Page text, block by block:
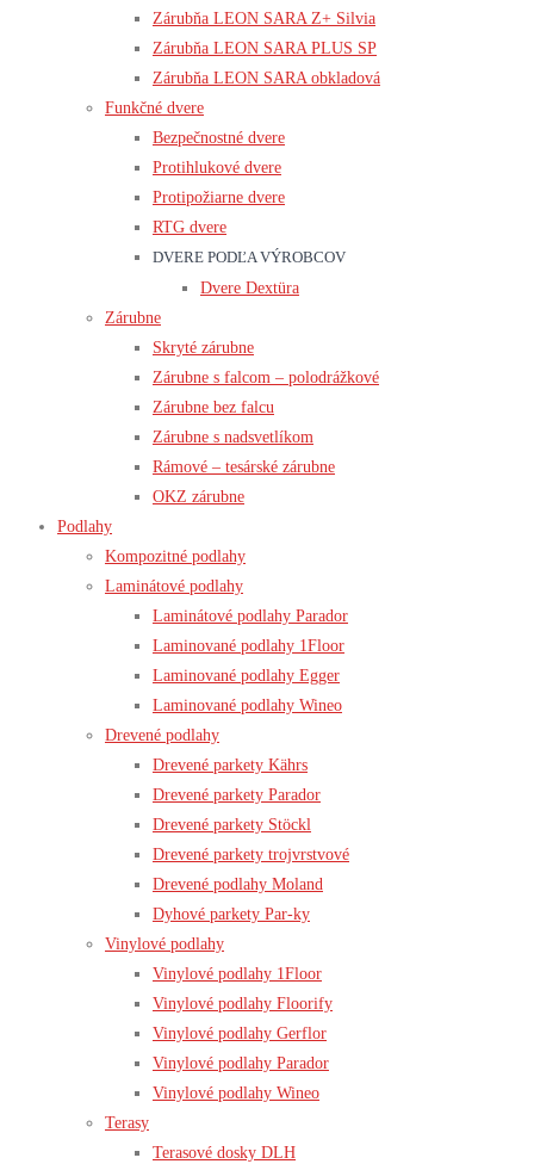
Zárubňa LEON SARA Z+ Silvia
Zárubňa LEON SARA PLUS SP
Zárubňa LEON SARA obkladová
Funkčné dvere
Bezpečnostné dvere
Protihlukové dvere
Protipožiarne dvere
RTG dvere
DVERE PODĽA VÝROBCOV
Dvere Dextüra
Zárubne
Skryté zárubne
Zárubne s falcom – polodrážkové
Zárubne bez falcu
Zárubne s nadsvetlíkom
Rámové – tesárské zárubne
OKZ zárubne
Podlahy
Kompozitné podlahy
Laminátové podlahy
Laminátové podlahy Parador
Laminované podlahy 1Floor
Laminované podlahy Egger
Laminované podlahy Wineo
Drevené podlahy
Drevené parkety Kährs
Drevené parkety Parador
Drevené parkety Stöckl
Drevené parkety trojvrstvové
Drevené podlahy Moland
Dyhové parkety Par-ky
Vinylové podlahy
Vinylové podlahy 1Floor
Vinylové podlahy Floorify
Vinylové podlahy Gerflor
Vinylové podlahy Parador
Vinylové podlahy Wineo
Terasy
Terasové dosky DLH